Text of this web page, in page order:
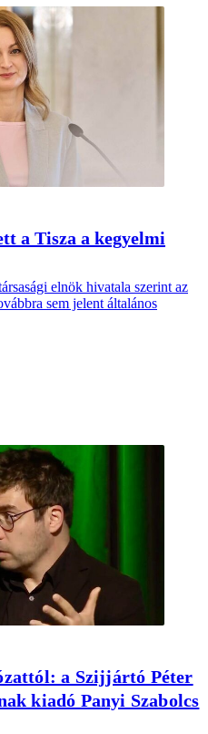
a Tisza a kegyelmi
elnök hivatala szerint az
sem jelent általános
a Szijjártó Péter
kiadó Panyi Szabolcs